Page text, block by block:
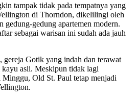
tampak tidak pada tempatnya yang
di Thorndon, dikelilingi oleh
gedung-gedung apartemen modern.
sebagai warisan ini sudah ada jauh
gereja Gotik yang indah dan terawat
asli. Meskipun tidak lagi
Minggu, Old St. Paul tetap menjadi